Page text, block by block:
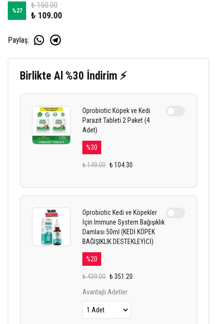
%27
₺ 150.00
₺ 109.00
Paylaş:
Birlikte Al %30 İndirim ⚡
Oprobiotic Köpek ve Kedi
Parazit Tableti 2 Paket (4
Adet)
%30
₺ 149.00 ₺ 104.30
Oprobiotic Kedi ve Köpekler
İçin Immune System Bağışıklık
Damlası 50ml (KEDİ KÖPEK
BAĞIŞIKLIK DESTEKLEYİCİ)
%20
₺ 439.00 ₺ 351.20
Avantajlı Adetler